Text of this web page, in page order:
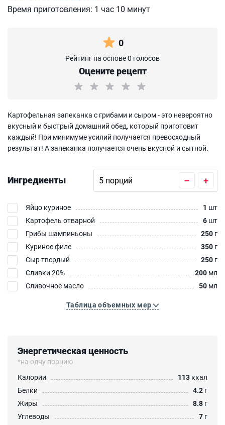
Время приготовления: 1 час 10 минут
0
Рейтинг на основе 0 голосов
Оцените рецепт
Картофельная запеканка с грибами и сыром - это невероятно
вкусный и быстрый домашний обед, который приготовит
каждый! При минимуме усилий получается превосходный
результат! А запеканка получается очень вкусной и сытной.
Ингредиенты – +
Яйцо куриное 1 шт
Картофель отварной
6 шт
Грибы шампиньоны
250 г
Куриное филе
350 г
Сыр твердый
250 г
Сливки 20%
200 мл
Сливочное масло
50 мл
Таблица объемных мер
Энергетическая ценность
*на одну порцию
Калории
113 ккал
Белки
4.2 г
Жиры
8.8 г
Углеводы
7 г